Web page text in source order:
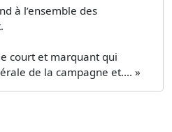
à l’ensemble des
court et marquant qui
de la campagne et.... »